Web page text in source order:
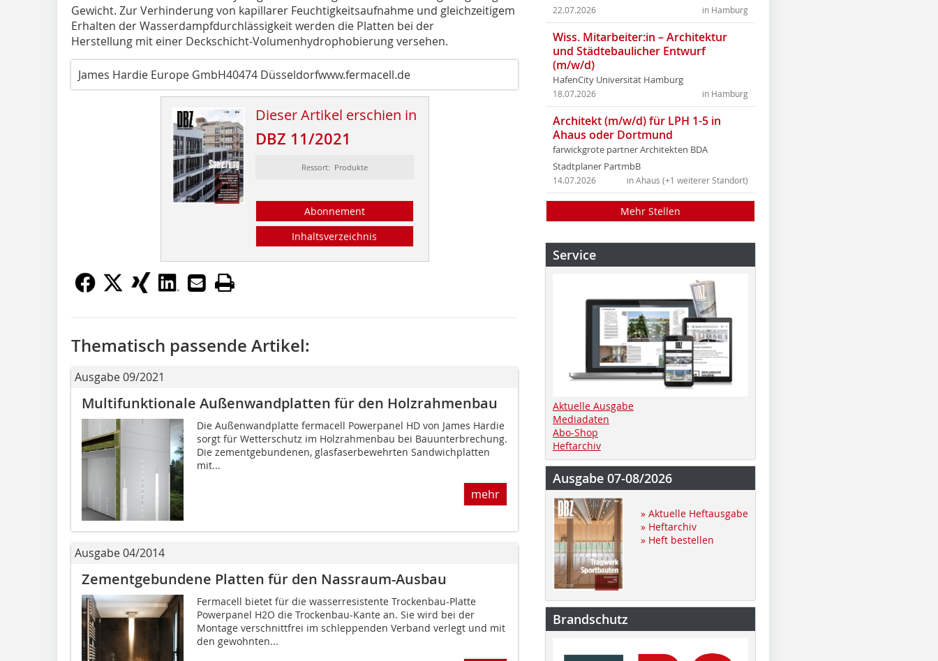
Gewicht. Zur Verhinderung von kapillarer Feuchtigkeitsaufnahme und gleichzeitigem
Erhalten der Wasserdampfdurchlässigkeit werden die Platten bei der
Herstellung mit einer Deckschicht-Volumenhydrophobierung versehen.
James Hardie Europe GmbH40474 Düsseldorfwww.fermacell.de
Dieser Artikel erschien in
DBZ 11/2021
Ressort: Produkte
Abonnement
Inhaltsverzeichnis
Thematisch passende Artikel:
Ausgabe 09/2021
Multifunktionale Außenwandplatten für den Holzrahmenbau
Die Außenwandplatte fermacell Powerpanel HD von James Hardie
sorgt für Wetterschutz im Holzrahmenbau bei Bauunterbrechung.
Die zementgebundenen, glasfaserbewehrten Sandwichplatten
mit...
mehr
Ausgabe 04/2014
Zementgebundene Platten für den Nassraum-Ausbau
Fermacell bietet für die wasserresistente Trockenbau-Platte
Power­panel H2O die Trockenbau-Kante an. Sie wird bei der
Montage verschnittfrei im schleppenden Verband verlegt und mit
den gewohnten...
in Hamburg
22.07.2026
Wiss. Mitarbeiter:in – Architektur
und Städtebaulicher Entwurf
(m/w/d)
HafenCity Universität Hamburg
in Hamburg
18.07.2026
Architekt (m/w/d) für LPH 1-5 in
Ahaus oder Dortmund
farwickgrote partner Architekten BDA
Stadtplaner PartmbB
in Ahaus (+1 weiterer Standort)
14.07.2026
Mehr Stellen
Service
Aktuelle Ausgabe
Mediadaten
Abo-Shop
Heftarchiv
Ausgabe 07-08/2026
» Aktuelle Heftausgabe
» Heftarchiv
» Heft bestellen
Brandschutz